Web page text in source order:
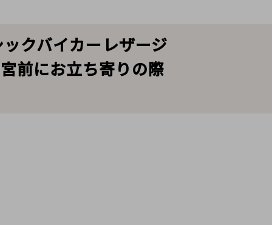
クバイカーレザージ
前にお立ち寄りの際